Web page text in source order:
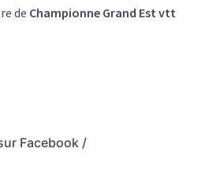
de Championne Grand Est vtt
Facebook /